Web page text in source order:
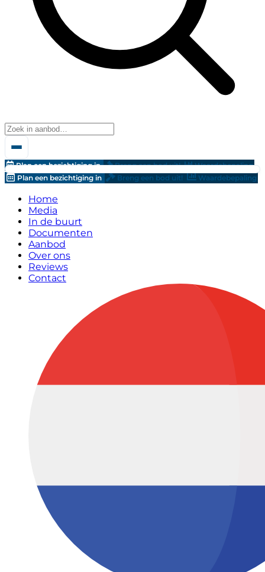
Plan een bezichtiging in Breng een bod uit!
Waardebepaling
Plan een bezichtiging in
Breng een bod uit! Waardebepaling
Home
Media
In de buurt
Documenten
Aanbod
Over ons
Reviews
Contact